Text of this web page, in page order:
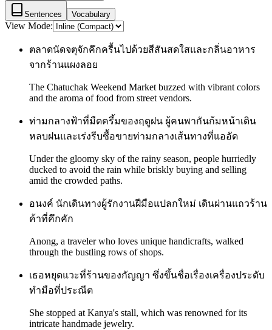
Sentences Vocabulary
View Mode:
ตลาดนัดจตุจักคึกครื้นไปด้วยสีสันสดใสและกลิ่นอาหาร
จากร้านแผงลอย
The Chatuchak Weekend Market buzzed with vibrant colors
and the aroma of food from street vendors.
ท่ามกลางฟ้าที่มืดครึ้มของฤดูฝน ผู้คนพากันก้มหน้าเดิน
หลบฝนและเร่งรีบซื้อขายท่ามกลางเส้นทางที่แออัด
Under the gloomy sky of the rainy season, people hurriedly
ducked to avoid the rain while briskly buying and selling
amid the crowded paths.
อนงค์ นักเดินทางผู้รักงานฝีมือแปลกใหม่ เดินผ่านแถวร้าน
ค้าที่คึกคัก
Anong, a traveler who loves unique handicrafts, walked
through the bustling rows of shops.
เธอหยุดแวะที่ร้านของกัญญา ซึ่งขึ้นชื่อเรื่องเครื่องประดับ
ทำมือที่ประณีต
She stopped at Kanya's stall, which was renowned for its
intricate handmade jewelry.